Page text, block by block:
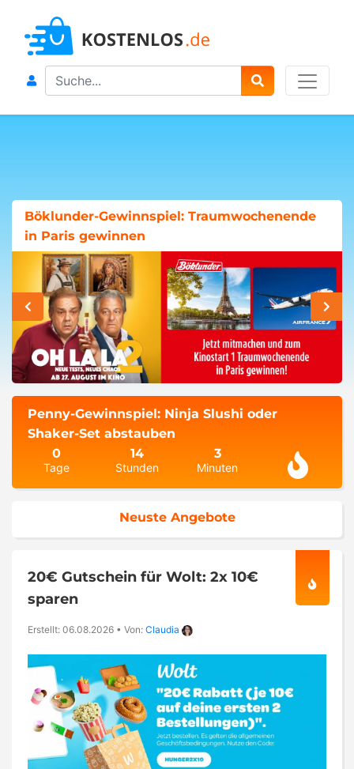
Search
Böklunder-Gewinnspiel: Traumwochenende
in Paris gewinnen
Penny-Gewinnspiel: Ninja Slushi oder
Shaker-Set abstauben
0
Tage
14
Stunden
3
Minuten
Neuste Angebote
20€ Gutschein für Wolt: 2x 10€
sparen
Erstellt: 06.08.2026 • Von: Claudia